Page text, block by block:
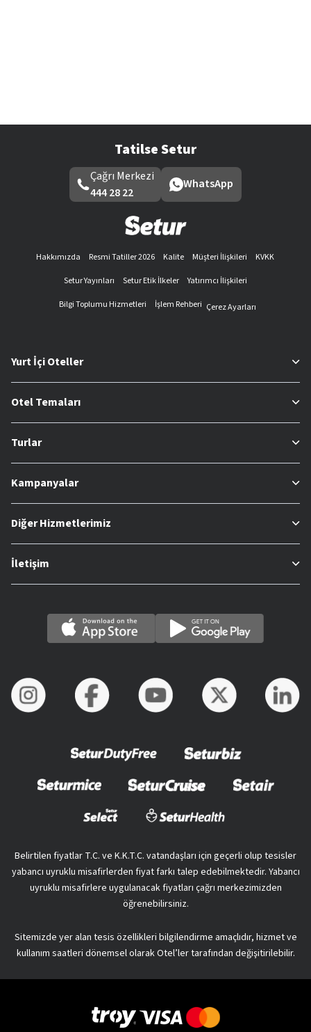
Tatilse Setur
Çağrı Merkezi
444 28 22
WhatsApp
Hakkımızda Resmi Tatiller 2026 Kalite Müşteri İlişkileri
KVKK
Setur Yayınları
Setur Etik İlkeler
Yatırımcı İlişkileri
Bilgi Toplumu Hizmetleri
İşlem Rehberi Çerez Ayarları
Yurt İçi Oteller
Otel Temaları
Turlar
Kampanyalar
Diğer Hizmetlerimiz
İletişim
Belirtilen fiyatlar T.C. ve K.K.T.C. vatandaşları için geçerli olup tesisler
yabancı uyruklu misafirlerden fiyat farkı talep edebilmektedir. Yabancı
uyruklu misafirlere uygulanacak fiyatları çağrı merkezimizden
öğrenebilirsiniz.
Sitemizde yer alan tesis özellikleri bilgilendirme amaçlıdır, hizmet ve
kullanım saatleri dönemsel olarak Otel’ler tarafından değişitirilebilir.